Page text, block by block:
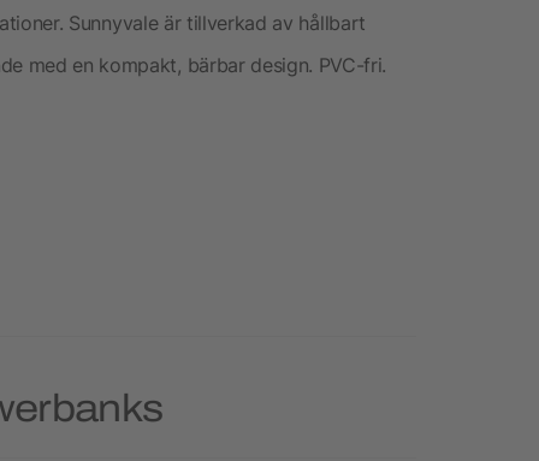
Sunnyvale är tillverkad av hållbart
med en kompakt, bärbar design. PVC-fri.